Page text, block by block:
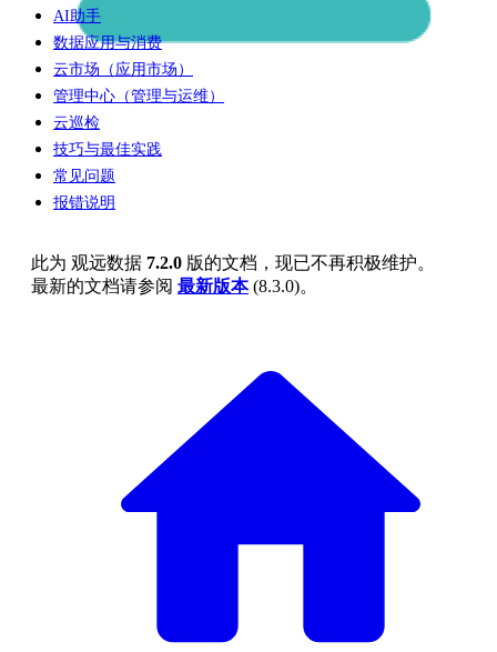
AI助手
数据应用与消费
云市场（应用市场）
管理中心（管理与运维）
云巡检
技巧与最佳实践
常见问题
报错说明
此为 观远数据 7.2.0 版的文档，现已不再积极维护。
最新的文档请参阅 最新版本(8.3.0)。